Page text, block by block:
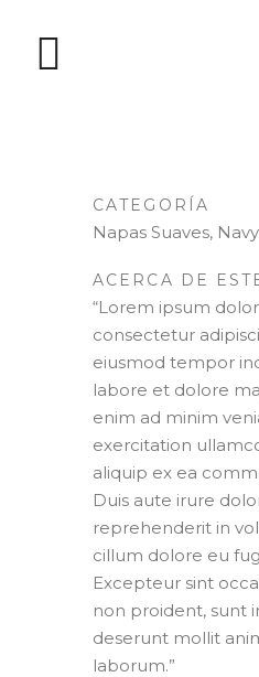
CATEGORÍA
Napas Suaves, Navy
ACERCA DE
“Lorem ipsum
consectetur
eiusmod tempor
labore et dolore
enim ad minim
exercitation
aliquip ex ea
Duis aute irure
reprehenderit in
cillum dolore eu
Excepteur sint
non proident, sunt
deserunt mollit
laborum.”